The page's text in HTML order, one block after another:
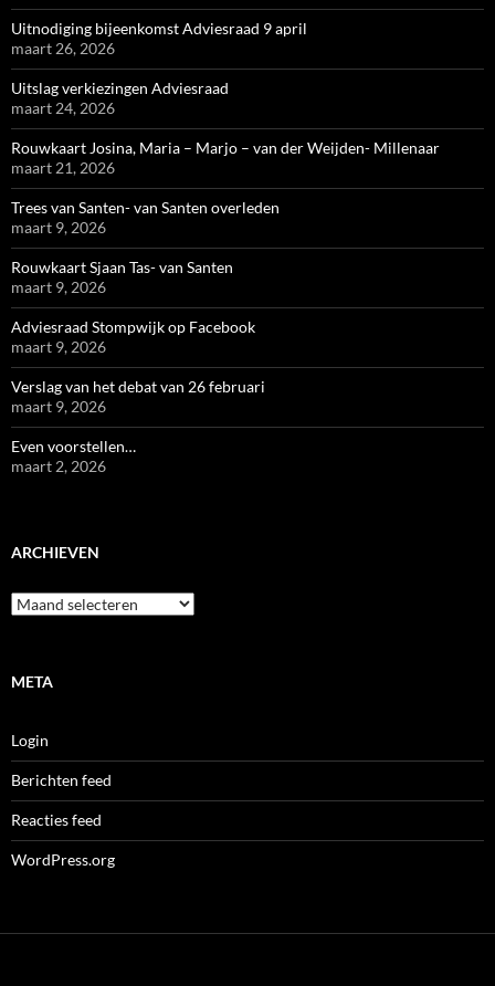
Uitnodiging bijeenkomst Adviesraad 9 april
maart 26, 2026
Uitslag verkiezingen Adviesraad
maart 24, 2026
Rouwkaart Josina, Maria – Marjo – van der Weijden- Millenaar
maart 21, 2026
Trees van Santen- van Santen overleden
maart 9, 2026
Rouwkaart Sjaan Tas- van Santen
maart 9, 2026
Adviesraad Stompwijk op Facebook
maart 9, 2026
Verslag van het debat van 26 februari
maart 9, 2026
Even voorstellen…
maart 2, 2026
ARCHIEVEN
Archieven
META
Login
Berichten feed
Reacties feed
WordPress.org